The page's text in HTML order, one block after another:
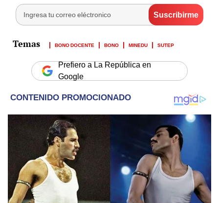
BONO DOCENTE BONO MINEDU SUTEP
Prefiero a La República en
Google